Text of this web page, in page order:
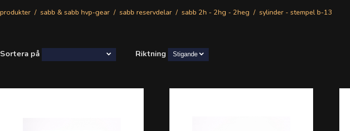
produkter sabb & sabb hvp-gear sabb reservdelar sabb 2h - 2hg - 2heg sylinder - stempel b-13
Sortera på Riktning